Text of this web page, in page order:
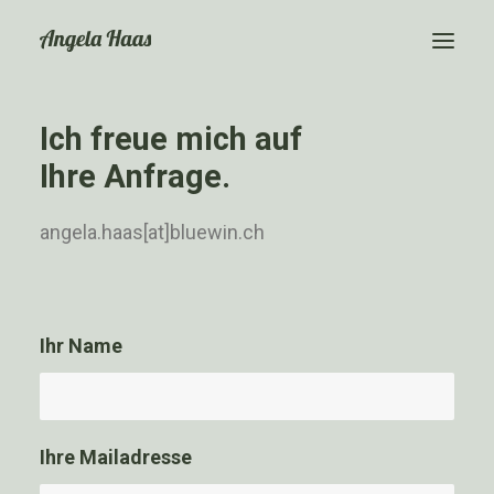
Event Moderation
Über mich
Ich freue mich auf
Ihre Anfrage.
angela.haas[at]bluewin.ch
Ihr Name
Ihre Mailadresse